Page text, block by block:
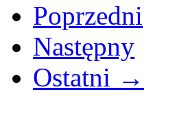
Poprzedni
Następny
Ostatni →